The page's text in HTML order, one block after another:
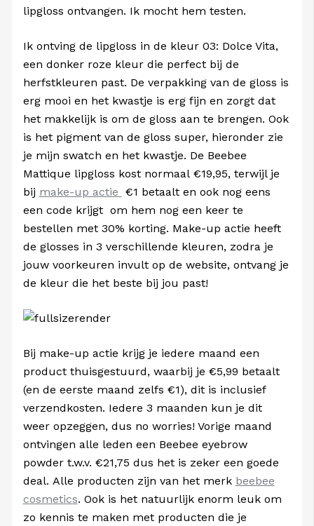
lipgloss ontvangen. Ik mocht hem testen.
Ik ontving de lipgloss in de kleur 03: Dolce Vita,
een donker roze kleur die perfect bij de
herfstkleuren past. De verpakking van de gloss is
erg mooi en het kwastje is erg fijn en zorgt dat
het makkelijk is om de gloss aan te brengen. Ook
is het pigment van de gloss super, hieronder zie
je mijn swatch en het kwastje. De Beebee
Mattique lipgloss kost normaal €19,95, terwijl je
bij make-up actie €1 betaalt en ook nog eens
een code krijgt om hem nog een keer te
bestellen met 30% korting. Make-up actie heeft
de glosses in 3 verschillende kleuren, zodra je
jouw voorkeuren invult op de website, ontvang je
de kleur die het beste bij jou past!
Bij make-up actie krijg je iedere maand een
product thuisgestuurd, waarbij je €5,99 betaalt
(en de eerste maand zelfs €1), dit is inclusief
verzendkosten. Iedere 3 maanden kun je dit
weer opzeggen, dus no worries! Vorige maand
ontvingen alle leden een Beebee eyebrow
powder t.w.v. €21,75 dus het is zeker een goede
deal. Alle producten zijn van het merk beebee
cosmetics. Ook is het natuurlijk enorm leuk om
zo kennis te maken met producten die je